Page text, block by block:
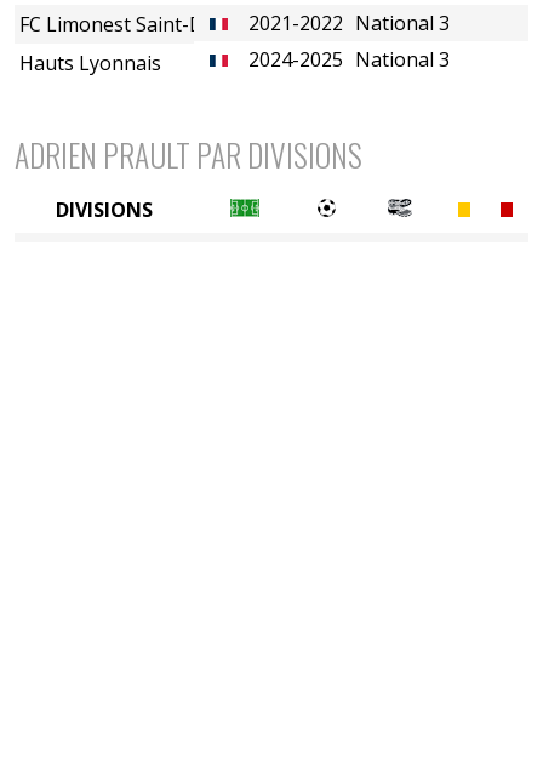
2021-2022 National 3
2024-2025 National 3
FC Limonest Saint-Didier
Hauts Lyonnais
ADRIEN PRAULT PAR DIVISIONS
DIVISIONS